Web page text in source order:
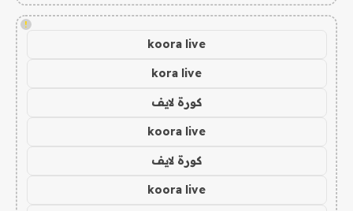
!
koora live
kora live
كورة لايف
koora live
كورة لايف
koora live